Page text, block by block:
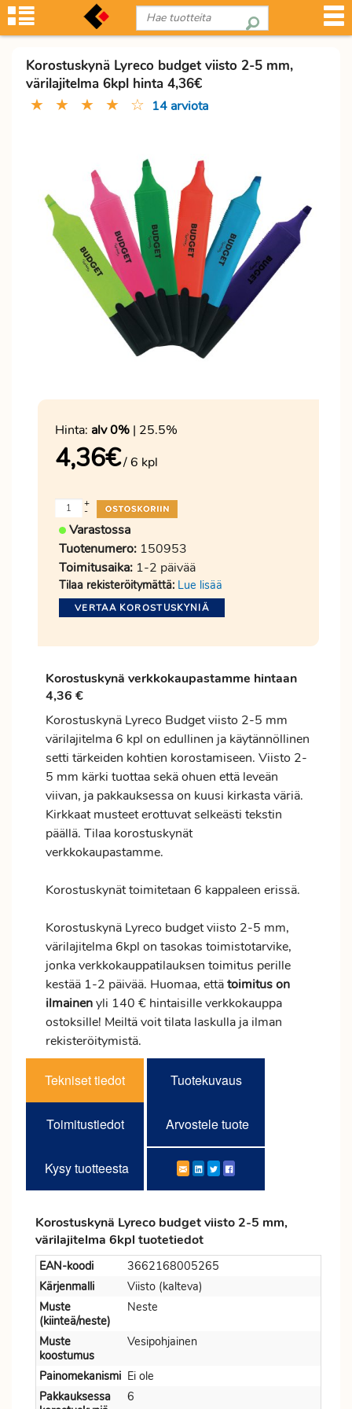
Korostuskynä Lyreco budget viisto 2-5 mm,
värilajitelma 6kpl hinta 4,36€
★ ★ ★ ★ ☆ 14 arviota
Hinta: alv 0% | 25.5%
4,36€/ 6 kpl
-
+
Varastossa
Tuotenumero: 150953
Toimitusaika: 1-2 päivää
Tilaa rekisteröitymättä: Lue lisää
VERTAA KOROSTUSKYNIÄ
Korostuskynä verkkokaupastamme hintaan
4,36 €
Korostuskynä Lyreco Budget viisto 2-5 mm
värilajitelma 6 kpl on edullinen ja käytännöllinen
setti tärkeiden kohtien korostamiseen. Viisto 2-
5 mm kärki tuottaa sekä ohuen että leveän
viivan, ja pakkauksessa on kuusi kirkasta väriä.
Kirkkaat musteet erottuvat selkeästi tekstin
päällä. Tilaa korostuskynät
verkkokaupastamme.
Korostuskynät toimitetaan 6 kappaleen erissä.
Korostuskynä Lyreco budget viisto 2-5 mm,
värilajitelma 6kpl on tasokas toimistotarvike,
jonka verkkokauppatilauksen toimitus perille
kestää 1-2 päivää. Huomaa, ettätoimituson
ilmainenyli 140 € hintaisille verkkokauppa
ostoksille! Meiltä voit tilata laskulla ja ilman
rekisteröitymistä.
Tekniset tiedot Tuotekuvaus
Toimitustiedot Arvostele tuote
Kysy tuotteesta
Korostuskynä Lyreco budget viisto 2-5 mm,
värilajitelma 6kpl tuotetiedot
EAN-koodi
3662168005265
Kärjenmalli
Viisto (kalteva)
Muste
(kiinteä/neste)
Neste
Muste
koostumus
Vesipohjainen
Painomekanismi Ei ole
Pakkauksessa
6